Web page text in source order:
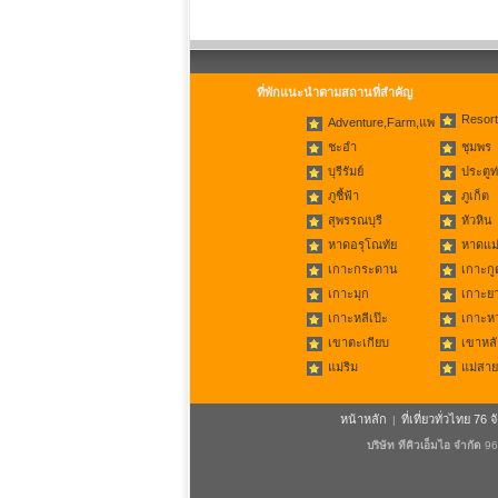
ที่พักแนะนำตามสถานที่สำคัญ
Adventure,Farm,แพ
ชะอำ
ชุมพร
บุรีรัมย์
ประตู
ภูชี้ฟ้า
ภูเก็ต
สุพรรณบุรี
หัวหิน
หาดอรุโณทัย
หาดแ
เกาะกระดาน
เกาะกู
เกาะมุก
เกาะ
เกาะหลีเป๊ะ
เกาะห
เขาตะเกียบ
เขาห
แม่ริม
แม่สาย
หน้าหลัก | ที่เที่ยวทั่วไทย 76
บริษัท ทีคิวเอ็มไอ จำกัด